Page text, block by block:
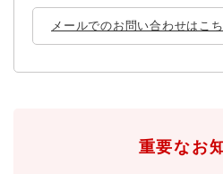
メールでのお問い合わせはこ
重要なお